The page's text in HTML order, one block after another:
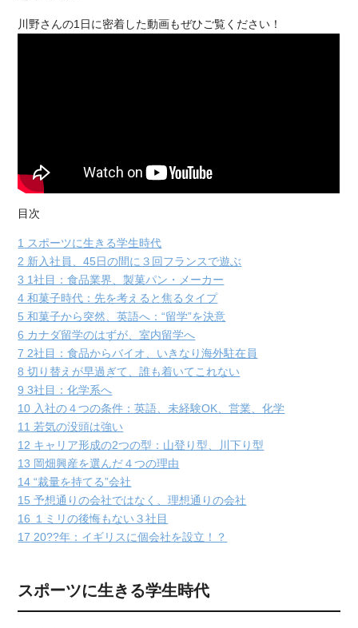
川野さんの1日に密着した動画もぜひご覧ください！
目次
1 スポーツに生きる学生時代
2 新入社員、45日の間に３回フランスで遊ぶ
3 1社目：食品業界、製菓パン・メーカー
4 和菓子時代：先を考えると焦るタイプ
5 和菓子から突然、英語へ：“留学”を決意
6 カナダ留学のはずが、室内留学へ
7 2社目：食品からバイオ、いきなり海外駐在員
8 切り替えが早過ぎて、誰も着いてこれない
9 3社目：化学系へ
10 入社の４つの条件：英語、未経験OK、営業、化学
11 若気の没頭は強い
12 キャリア形成の2つの型：山登り型、川下り型
13 岡畑興産を選んだ４つの理由
14 “裁量を持てる”会社
15 予想通りの会社ではなく、理想通りの会社
16 １ミリの後悔もない３社目
17 20??年：イギリスに個会社を設立！？
スポーツに生きる学生時代